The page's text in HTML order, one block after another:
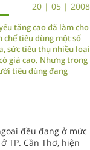
20 | 05 | 2008
tăng cao đã làm cho
tiêu dùng một số
sức tiêu thụ nhiều loại
giá cao. Nhưng trong
tiêu dùng đang
đều đang ở mức
TP. Cần Thơ, hiện